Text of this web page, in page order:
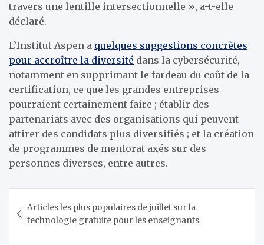
travers une lentille intersectionnelle », a-t-elle
déclaré.
L’Institut Aspen a quelques suggestions concrètes
pour accroître la diversité dans la cybersécurité,
notamment en supprimant le fardeau du coût de la
certification, ce que les grandes entreprises
pourraient certainement faire ; établir des
partenariats avec des organisations qui peuvent
attirer des candidats plus diversifiés ; et la création
de programmes de mentorat axés sur des
personnes diverses, entre autres.
de
l’article
Articles les plus populaires de juillet sur la
technologie gratuite pour les enseignants